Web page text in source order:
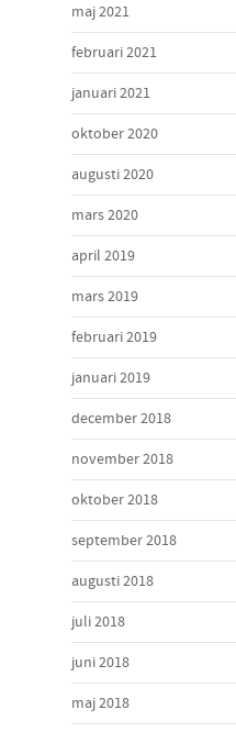
maj 2021
februari 2021
januari 2021
oktober 2020
augusti 2020
mars 2020
april 2019
mars 2019
februari 2019
januari 2019
december 2018
november 2018
oktober 2018
september 2018
augusti 2018
juli 2018
juni 2018
maj 2018